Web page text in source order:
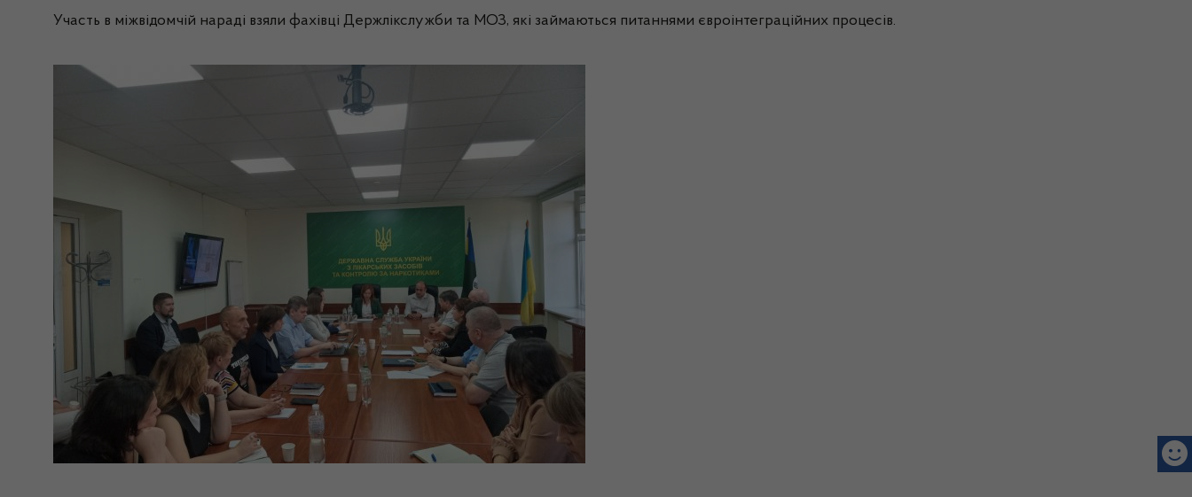
Участь в міжвідомчій нараді взяли фахівці Держлікслужби та МОЗ, які займаються питаннями євроінтеграційних процесів.